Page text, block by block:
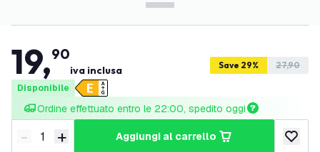
19,90
iva inclusa Save 29% 27,90
Disponibile
Ordine effettuato entro le 22:00, spedito oggi
Riduci quantità
- Aumenta quantità
+ aggiungi al carrello